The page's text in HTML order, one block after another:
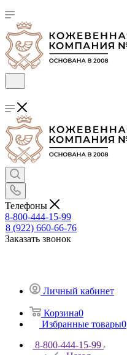
Телефоны
8-800-444-15-99
8 (922) 660-66-76
Заказать звонок
Личный кабинет
Корзина0
Избранные товары0
8-800-444-15-99